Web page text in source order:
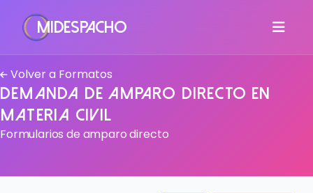
MiDespacho
Volver a Formatos
Demanda de Amparo Directo en
Materia Civil
Formularios de amparo directo